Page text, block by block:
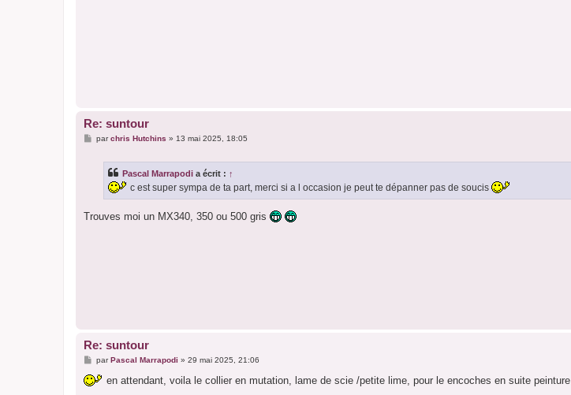
Re: suntour
Mparchris Hutchins » 13 mai 2025, 18:05
Pascal Marrapodi a écrit : ↑
c est super sympa de ta part, merci si a l occasion je peut te dépanner pas de soucis
Trouves moi un MX340, 350 ou 500 gris
Re: suntour
M
s
s
parPascal Marrapodi » 29 mai 2025, 21:06
en attendant, voila le collier en mutation, lame de scie /petite lime, pour le encoches en suite peinture